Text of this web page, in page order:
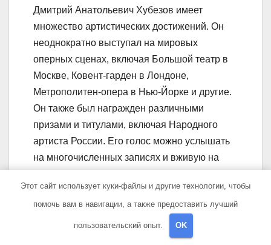
Дмитрий Анатольевич Хубезов имеет
множество артистических достижений. Он
неоднократно выступал на мировых
оперных сценах, включая Большой театр в
Москве, Ковент-гарден в Лондоне,
Метрополитен-опера в Нью-Йорке и другие.
Он также был награжден различными
призами и титулами, включая Народного
артиста России. Его голос можно услышать
на многочисленных записях и вживую на
Крайнова Настя
Этот сайт использует куки-файлы и другие технологии, чтобы
помочь вам в навигации, а также предоставить лучший
пользовательский опыт. OK